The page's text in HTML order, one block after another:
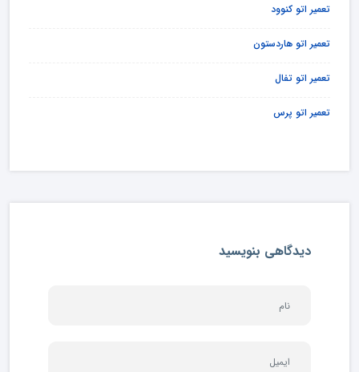
تعمیر اتو کنوود
تعمیر اتو هاردستون
تعمیر اتو تفال
تعمیر اتو پرس
دیدگاهی بنویسید